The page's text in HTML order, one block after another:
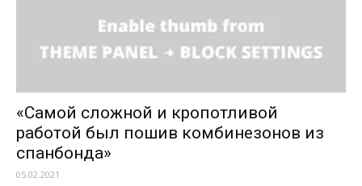
«Самой сложной и кропотливой
работой был пошив комбинезонов из
спанбонда»
05.02.2021